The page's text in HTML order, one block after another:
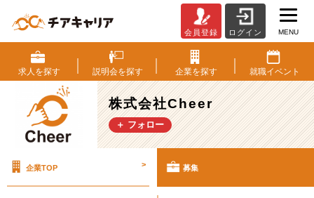
式
会
社
Cheer
の
採
-
会員登録 ログイン MENU
求人を探す 説明会を探す 企業を探す 就職イベント
株式会社Cheer
＋ フォロー
企業TOP > 募集